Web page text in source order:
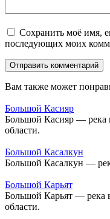
Сохранить моё имя,
последующих моих
Вам также может
Большой Касияр
Большой Касияр — река
области.
Большой Касалкун
Большой Касалкун —
Большой Карьят
Большой Карьят — река
области.